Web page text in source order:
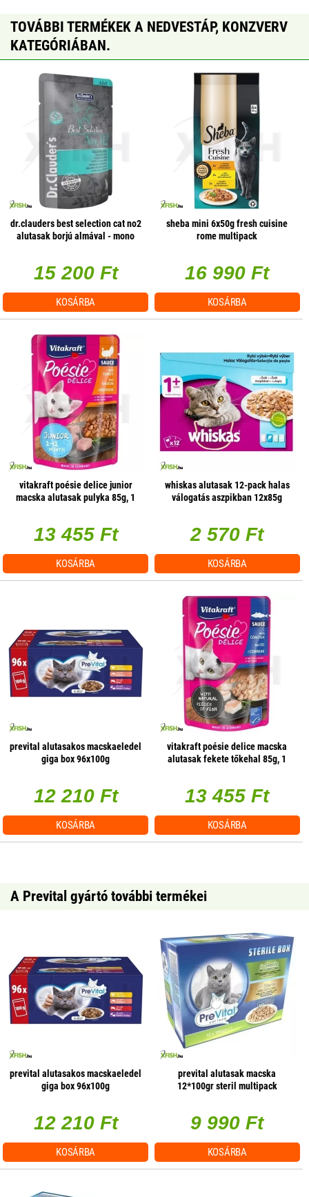
TOVÁBBI TERMÉKEK A NEDVESTÁP, KONZVERV
KATEGÓRIÁBAN.
dr.clauders best selection cat no2
alutasak borjú almával - mono
15 200 Ft
KOSÁRBA
sheba mini 6x50g fresh cuisine
rome multipack
16 990 Ft
KOSÁRBA
vitakraft poésie delice junior
macska alutasak pulyka 85g, 1
13 455 Ft
KOSÁRBA
whiskas alutasak 12-pack halas
válogatás aszpikban 12x85g
2 570 Ft
KOSÁRBA
prevital alutasakos macskaeledel
giga box 96x100g
12 210 Ft
KOSÁRBA
vitakraft poésie delice macska
alutasak fekete tőkehal 85g, 1
13 455 Ft
KOSÁRBA
A Prevital gyártó további termékei
prevital alutasakos macskaeledel
giga box 96x100g
12 210 Ft
KOSÁRBA
prevital alutasak macska
12*100gr steril multipack
9 990 Ft
KOSÁRBA